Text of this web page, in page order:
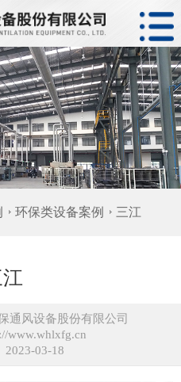
环保类设备案例 三江
通风设备股份有限公司
www.whlxfg.cn
2023-03-18